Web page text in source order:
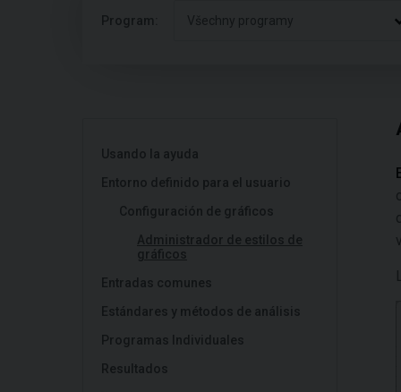
Program: Všechny programy
Usando la ayuda
Entorno definido para el usuario
Configuración de gráficos
Administrador de estilos de
gráficos
Entradas comunes
Estándares y métodos de análisis
Programas Individuales
Resultados